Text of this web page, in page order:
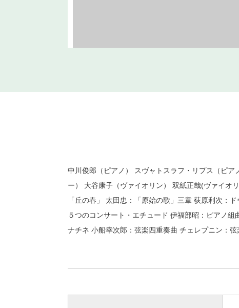
中川俊郎（ピアノ） スヴャトスラフ・リプス（ピ
ー） 大谷康子（ヴァイオリン） 双紙正哉(ヴァイオ
「丘の春」 太田忠：「原始の歌」三章 荻原利次：
５つのコンサート・エチュード 伊福部昭：ピアノ
ナチネ 小船幸次郎：弦楽四重奏曲 チェレプニン：